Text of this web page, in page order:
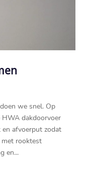
we snel.​ Op
HWA dakdoorvoer
afvoerput zodat
rooktest
en...